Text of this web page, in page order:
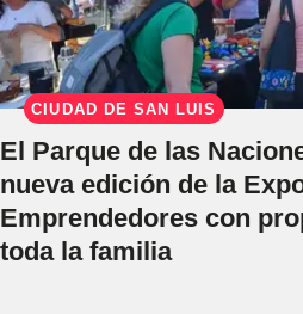
CIUDAD DE SAN LUIS
El Parque de las
nueva edición de la
Emprendedores con
toda la familia